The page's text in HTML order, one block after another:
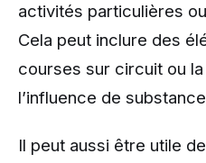
activités particulières
Cela peut inclure des
courses sur circuit ou
l’influence de
Il peut aussi être utile